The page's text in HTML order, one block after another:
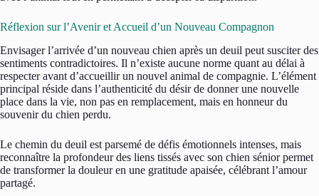
Réflexion sur l’Avenir et Accueil d’un Nouveau Compagnon
Envisager l’arrivée d’un nouveau chien après un deuil peut susciter des
sentiments contradictoires. Il n’existe aucune norme quant au délai à
respecter avant d’accueillir un nouvel animal de compagnie. L’élément
principal réside dans l’authenticité du désir de donner une nouvelle
place dans la vie, non pas en remplacement, mais en honneur du
souvenir du chien perdu.
Le chemin du deuil est parsemé de défis émotionnels intenses, mais
reconnaître la profondeur des liens tissés avec son chien sénior permet
de transformer la douleur en une gratitude apaisée, célébrant l’amour
partagé.